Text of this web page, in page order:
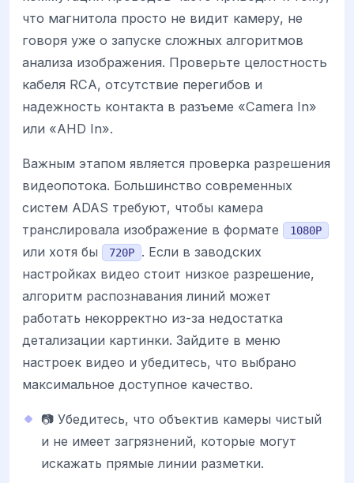
что магнитола просто не видит камеру, не
говоря уже о запуске сложных алгоритмов
анализа изображения. Проверьте целостность
кабеля RCA, отсутствие перегибов и
надежность контакта в разъеме «Camera In»
или «AHD In».
Важным этапом является проверка разрешения
видеопотока. Большинство современных
систем ADAS требуют, чтобы камера
транслировала изображение в формате
1080P
или хотя бы 720P
. Если в заводских
настройках видео стоит низкое разрешение,
алгоритм распознавания линий может
работать некорректно из-за недостатка
детализации картинки. Зайдите в меню
настроек видео и убедитесь, что выбрано
максимальное доступное качество.
📷 Убедитесь, что объектив камеры чистый
и не имеет загрязнений, которые могут
искажать прямые линии разметки.